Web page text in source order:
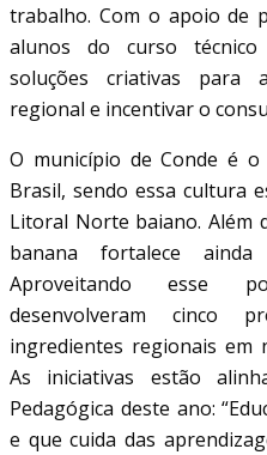
trabalho. Com o apoio de
alunos do curso técnico
soluções criativas para
regional e incentivar o
O município de Conde é
Brasil, sendo essa cultura
Litoral Norte baiano. Além
banana fortalece
Aproveitando esse
desenvolveram cinco
ingredientes regionais em
As iniciativas estão
Pedagógica deste ano:
e que cuida das